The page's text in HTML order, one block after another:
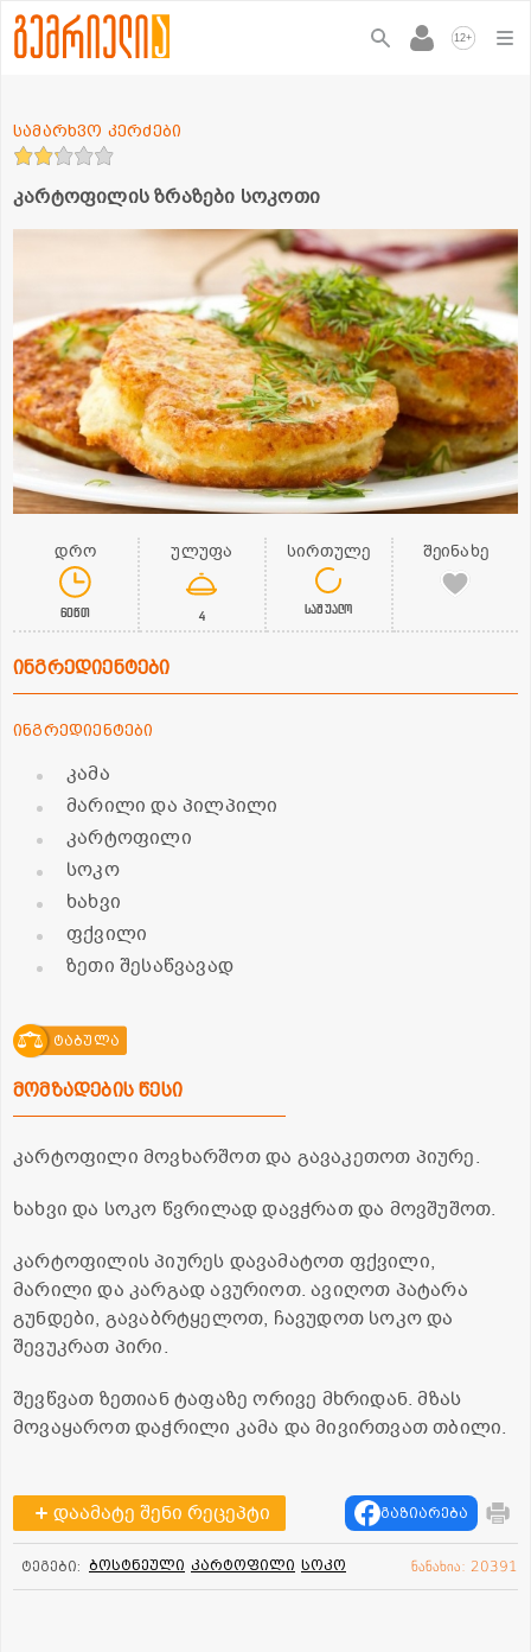
12+
კარტოფილის ზრაზები სოკოთი
სამარხვო კერძები
დრო
60წთ
ულუფა
4
სირთულე
საშუალო
შეინახე
ინგრედიენტები
ინგრედიენტები
კამა
მარილი და პილპილი
კარტოფილი
სოკო
ხახვი
ფქვილი
ზეთი შესაწვავად
ტაბულა
მომზადების წესი
კარტოფილი მოვხარშოთ და გავაკეთოთ პიურე.
ხახვი და სოკო წვრილად დავჭრათ და მოვშუშოთ.
კარტოფილის პიურეს დავამატოთ ფქვილი,
მარილი და კარგად ავურიოთ. ავიღოთ პატარა
გუნდები, გავაბრტყელოთ, ჩავუდოთ სოკო და
შევუკრათ პირი.
შევწვათ ზეთიან ტაფაზე ორივე მხრიდან. მზას
მოვაყაროთ დაჭრილი კამა და მივირთვათ თბილი.
დაამატე შენი რეცეპტი გაზიარება
ტეგები: ბოსტნეული კარტოფილი სოკო ნანახია: 20391